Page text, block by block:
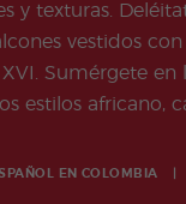
y texturas.
vestidos
Sumérgete
estilos africano,
EN COLOMBIA